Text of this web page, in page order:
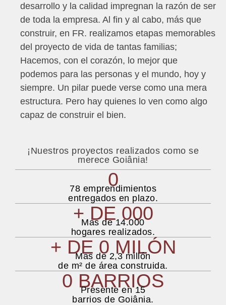
desarrollo y la calidad impregnan la razón de ser
de toda la empresa. Al fin y al cabo, más que
construir, en FR. realizamos etapas memorables
del proyecto de vida de tantas familias;
Hacemos, con el corazón, lo mejor que
podemos para las personas y el mundo, hoy y
siempre. Un pilar puede verse como una mera
estructura. Pero hay quienes lo ven como algo
capaz de construir el bien.
¡Nuestros proyectos realizados como se
merece Goiânia!
0
78 emprendimientos
entregados en plazo.
+ DE 000
Mas de 14.000
hogares realizados.
+ DE 0 MILÓN
Mas de 2,3 millón
de m² de área construida.
0 BARRIOS
Presente en 15
barrios de Goiânia.